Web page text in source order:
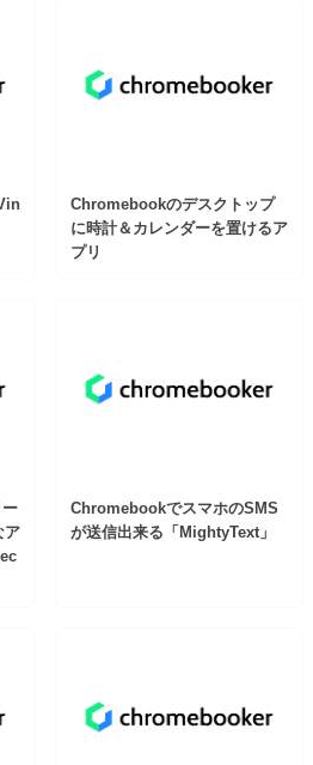
Chromebookのデスクトップ
に時計＆カレンダーを置けるア
プリ
ア
ChromebookでスマホのSMS
が送信出来る「MightyText」